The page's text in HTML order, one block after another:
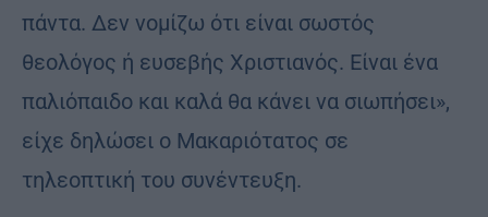
πάντα. Δεν νομίζω ότι είναι σωστός
θεολόγος ή ευσεβής Χριστιανός. Είναι ένα
παλιόπαιδο και καλά θα κάνει να σιωπήσει»,
είχε δηλώσει ο Μακαριότατος σε
τηλεοπτική του συνέντευξη.